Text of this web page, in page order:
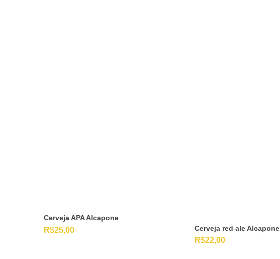
Cerveja APA Alcapone
R$25,00 Cerveja red ale Alcapone
R$22,00